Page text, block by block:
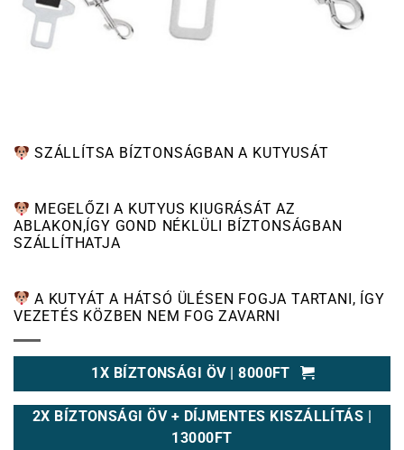
SZÁLLÍTSA BÍZTONSÁGBAN A KUTYUSÁT
MEGELŐZI A KUTYUS KIUGRÁSÁT AZ
ABLAKON,ÍGY GOND NÉKLÜLI BÍZTONSÁGBAN
SZÁLLÍTHATJA
A KUTYÁT A HÁTSÓ ÜLÉSEN FOGJA TARTANI, ÍGY
VEZETÉS KÖZBEN NEM FOG ZAVARNI
1X BÍZTONSÁGI ÖV | 8000FT
2X BÍZTONSÁGI ÖV + DÍJMENTES KISZÁLLÍTÁS |
13000FT